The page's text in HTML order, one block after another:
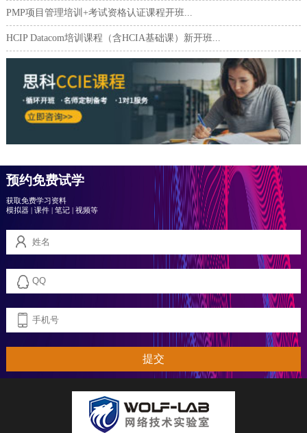
PMP项目管理培训+考试资格认证课程开班...
HCIP Datacom培训课程（含HCIA基础课）新开班...
预约免费试学
获取免费学习资料
模拟器| 课件| 笔记| 视频等
提交